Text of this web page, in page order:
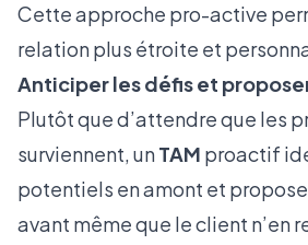
Cette approche pro-active
relation plus étroite et
Anticiper les défis et
Plutôt que d’attendre que les
surviennent, unTAM proactif
potentiels en amont et
avant même que le client n’en